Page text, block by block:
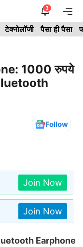
3
टेक्नोलॉजी पैसा ही पैसा
1000 रुपये
Follow
Join Now
Join Now
Earphone